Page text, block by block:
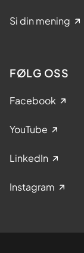
Si din mening
FØLG OSS
Facebook
YouTube
LinkedIn
Instagram